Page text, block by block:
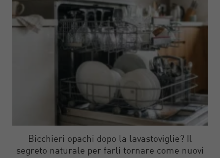
Bicchieri opachi dopo la lavastoviglie? Il
segreto naturale per farli tornare come nuovi